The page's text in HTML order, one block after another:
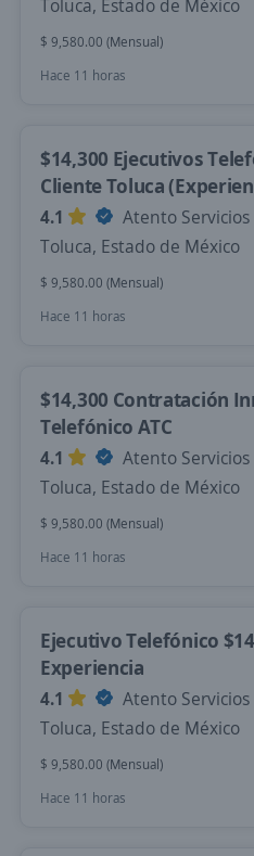
Toluca, Estado de México
$ 9,580.00 (Mensual)
Hace 11 horas
$14,300 Ejecutivos
Cliente Toluca
4.1
Atento Servicios
Toluca, Estado de México
$ 9,580.00 (Mensual)
Hace 11 horas
$14,300 Contratación
Telefónico ATC
4.1
Atento Servicios
Toluca, Estado de México
$ 9,580.00 (Mensual)
Hace 11 horas
Ejecutivo Telefónico
Experiencia
4.1
Atento Servicios
Toluca, Estado de México
$ 9,580.00 (Mensual)
Hace 11 horas